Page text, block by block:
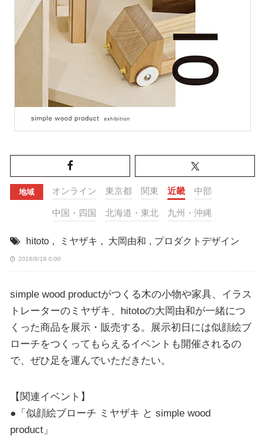
地域 オンライン 東京都 関東 近畿 中部
中国・四国 北海道・東北 九州・沖縄
hitoto , ミヤザキ , 大岡由和 , プロダクトデザイン
2016/8/18 0:00
simple wood productがつくる木の小物や家具、イラス
トレーターのミヤザキ、hitotoの大岡由和が一緒につ
くった商品を展示・販売する。展示初日には似顔絵ブ
ローチをつくってもらえるイベントも開催されるの
で、ぜひ足を運んでいただきたい。
【関連イベント】
●「似顔絵ブローチ ミヤザキ と simple wood
product」